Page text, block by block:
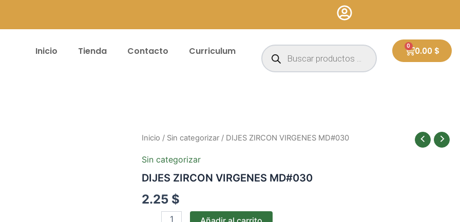
Inicio Tienda Contacto Curriculum
Búsqueda
de
productos
0.00 $
0
Cart
Inicio / Sin categorizar / DIJES ZIRCON VIRGENES MD#030
Sin categorizar
DIJES ZIRCON VIRGENES MD#030
2.25 $
DIJES
VIRGENES
cantidad